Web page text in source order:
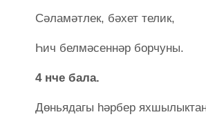
Сәламәтлек, бәхет телик,
Һич белмәсеннәр борчуны.
4 нче бала.
Дөньядагы һәрбер